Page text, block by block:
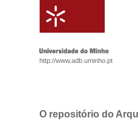
http://www.adb.uminho.pt
O repositório do